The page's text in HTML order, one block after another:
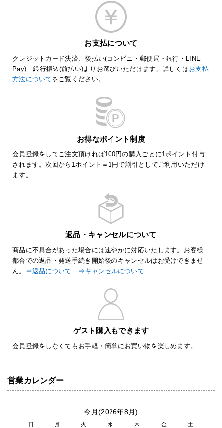
お支払について
クレジットカード決済、後払い(コンビニ・郵便局・銀行・LINE
Pay)、銀行振込(前払い)よりお選びいただけます。詳しくはお支払
方法について をご覧ください。
お得なポイント制度
会員登録をしてご注文頂ければ100円の購入ごとに1ポイント付与
されます。次回から1ポイント＝1円で割引としてご利用いただけ
ます。
返品・キャンセルについて
商品に不具合があった場合には速やかに対応いたします。お客様
都合での返品・発送手続き開始後のキャンセルはお受けできませ
ん。 ⇒返品について ⇒キャンセルについて
ゲスト購入もできます
会員登録をしなくてもお手軽・簡単にお買い物を楽しめます。
営業カレンダー
今月(2026年8月)
日 月 火 水 木 金 土